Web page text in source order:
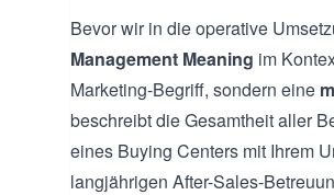
Bevor wir in die operative
Management Meaning im
Marketing-Begriff, sondern eine
beschreibt die Gesamtheit aller
eines Buying Centers mit Ihrem
langjährigen After-Sales-